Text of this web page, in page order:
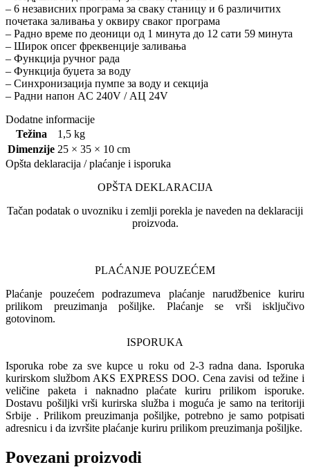
– 6 независних програма за сваку станицу и 6 различитих
почетака заливања у оквиру сваког програма
– Радно време по деоници од 1 минута до 12 сати 59 минута
– Широк опсег фреквенције заливања
– Функција ручног рада
– Функција буџета за воду
– Синхронизација пумпе за воду и секција
– Радни напон АC 240V / АЦ 24V
Dodatne informacije
Težina
1,5 kg
Dimenzije 25 × 35 × 10 cm
Opšta deklaracija / plaćanje i isporuka
OPŠTA DEKLARACIJA
Tačan podatak o uvozniku i zemlji porekla je naveden na deklaraciji
proizvoda.
PLAĆANJE POUZEĆEM
Plaćanje pouzećem podrazumeva plaćanje narudžbenice kuriru
prilikom preuzimanja pošiljke. Plaćanje se vrši isključivo
gotovinom.
ISPORUKA
Isporuka robe za sve kupce u roku od 2-3 radna dana. Isporuka
kurirskom službom AKS EXPRESS DOO. Cena zavisi od težine i
veličine paketa i naknadno plaćate kuriru prilikom isporuke.
Dostavu pošiljki vrši kurirska služba i moguća je samo na teritoriji
Srbije . Prilikom preuzimanja pošiljke, potrebno je samo potpisati
adresnicu i da izvršite plaćanje kuriru prilikom preuzimanja pošiljke.
Povezani proizvodi